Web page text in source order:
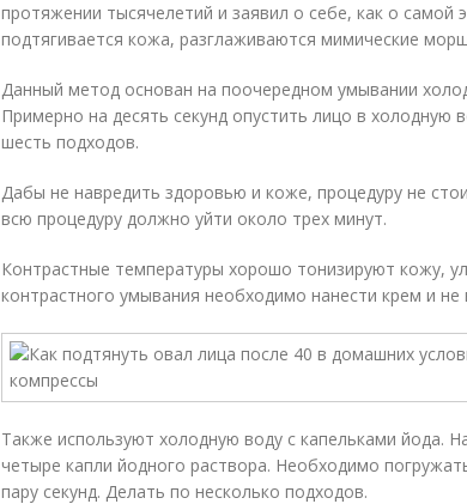
протяжении тысячелетий и заявил о себе, как о самой
подтягивается кожа, разглаживаются мимические
Данный метод основан на поочередном умывании
Примерно на десять секунд опустить лицо в холодную
шесть подходов.
Дабы не навредить здоровью и коже, процедуру не
всю процедуру должно уйти около трех минут.
Контрастные температуры хорошо тонизируют кожу,
контрастного умывания необходимо нанести крем и не
Также используют холодную воду с капельками йода.
четыре капли йодного раствора. Необходимо
пару секунд. Делать по несколько подходов.